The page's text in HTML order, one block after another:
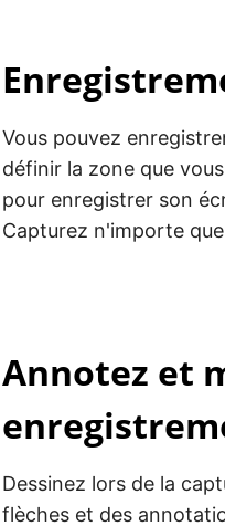
Vous pouvez
définir la zone que
pour enregistrer son
Capturez n'importe
Annotez et
Dessinez lors de la
flèches et des